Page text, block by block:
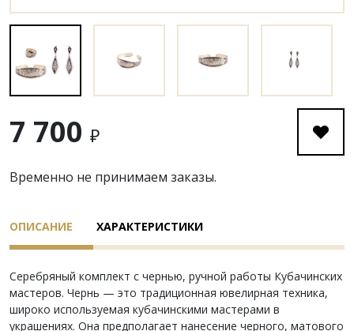
7 700 ₽
Временно не принимаем заказы.
ОПИСАНИЕ ХАРАКТЕРИСТИКИ
Серебряный комплект с чернью, ручной работы Кубачинских
мастеров. Чернь — это традиционная ювелирная техника,
широко используемая кубачинскими мастерами в
украшениях. Она предполагает нанесение черного, матового